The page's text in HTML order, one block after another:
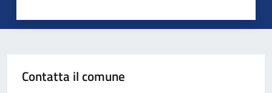
Contatta il comune